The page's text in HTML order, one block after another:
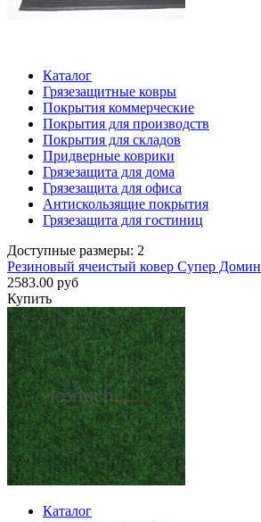
Каталог
Грязезащитные ковры
Покрытия коммерческие
Покрытия для производств
Покрытия для складов
Придверные коврики
Грязезащита для дома
Грязезащита для офиса
Антискользящие покрытия
Грязезащита для гостиниц
Доступные размеры: 2
Резиновый ячеистый ковер Супер
2583.00 руб
Купить
Каталог